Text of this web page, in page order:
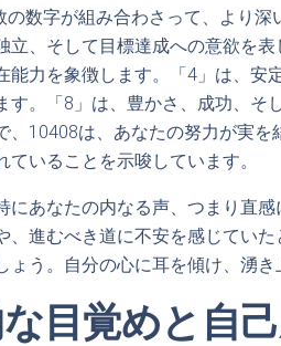
の数字が組み合わさって、より
立、そして目標達成への意欲を
能力を象徴します。「4」は、安
す。「8」は、豊かさ、成功、そ
、10408は、あなたの努力が実
ていることを示唆しています。
にあなたの内なる声、つまり直
、進むべき道に不安を感じてい
ょう。自分の心に耳を傾け、湧
目覚めと自